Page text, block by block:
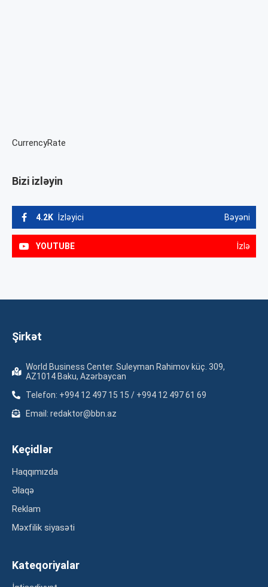
CurrencyRate
Bizi izləyin
4.2K İzləyici Bəyəni
YOUTUBE İzlə
Şirkət
World Business Center. Suleyman Rahimov küç. 309,
AZ1014 Baku, Azərbaycan
Telefon: +994 12 497 15 15 / +994 12 497 61 69
Email: redaktor@bbn.az
Keçidlər
Haqqımızda
Əlaqə
Reklam
Məxfilik siyasəti
Kateqoriyalar